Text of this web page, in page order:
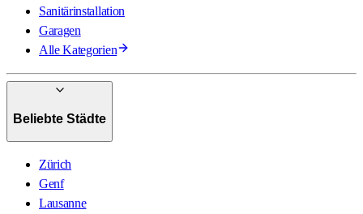
Sanitärinstallation
Garagen
Alle Kategorien
Beliebte Städte
Zürich
Genf
Lausanne